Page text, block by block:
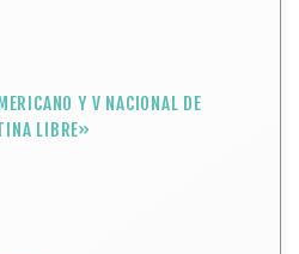
Y V NACIONAL DE
LIBRE»